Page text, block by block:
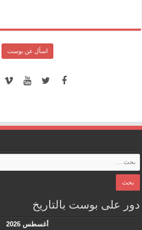
اسأل عن بوست
دور على بوست بالتاريخ
أغسطس 2026